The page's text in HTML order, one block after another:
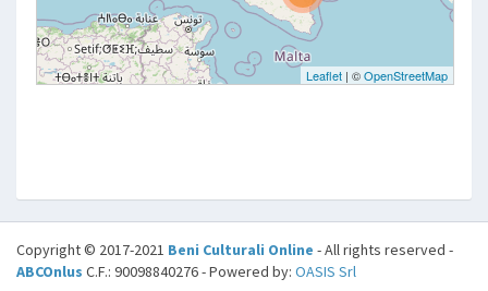
Copyright © 2017-2021 Beni Culturali Online - All rights reserved -
ABCOnlus C.F.: 90098840276 - Powered by: OASIS Srl